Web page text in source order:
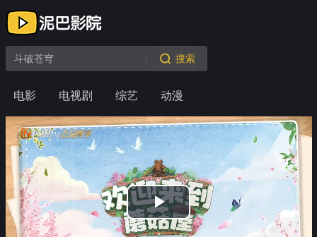
电影 电视剧 综艺 动漫
搜索
Play